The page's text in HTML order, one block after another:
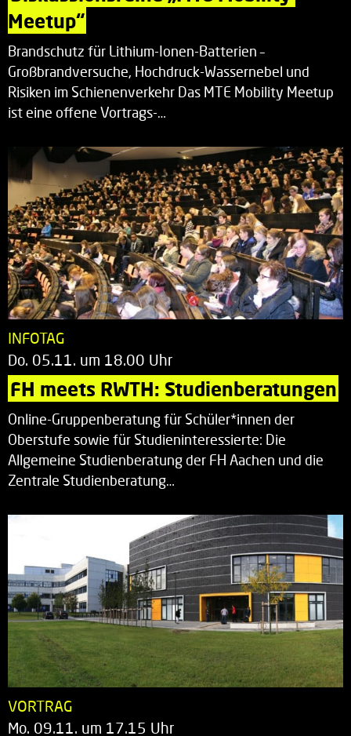
Meetup“
Brandschutz für Lithium-Ionen-Batterien –
Großbrandversuche, Hochdruck-Wassernebel und
Risiken im Schienenverkehr Das MTE Mobility Meetup
ist eine offene Vortrags-…
INFOTAG
Do. 05.11. um 18.00 Uhr
FH meets RWTH: Studienberatungen
Online-Gruppenberatung für Schüler*innen der
Oberstufe sowie für Studieninteressierte: Die
Allgemeine Studienberatung der FH Aachen und die
Zentrale Studienberatung…
VORTRAG
Mo. 09.11. um 17.15 Uhr